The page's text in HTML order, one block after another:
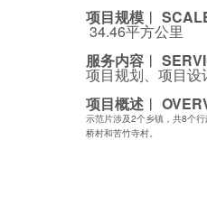
项目规模︱
34.46平方公里
服务内容︱
项目规划、项目设
项目概述︱
示范片涉及2个乡镇，共8个
桥村和苦竹寺村。